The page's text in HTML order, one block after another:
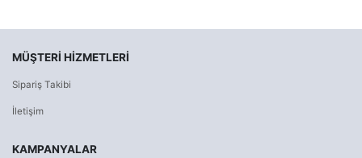
MÜŞTERI HIZMETLERI
Sipariş Takibi
İletişim
KAMPANYALAR